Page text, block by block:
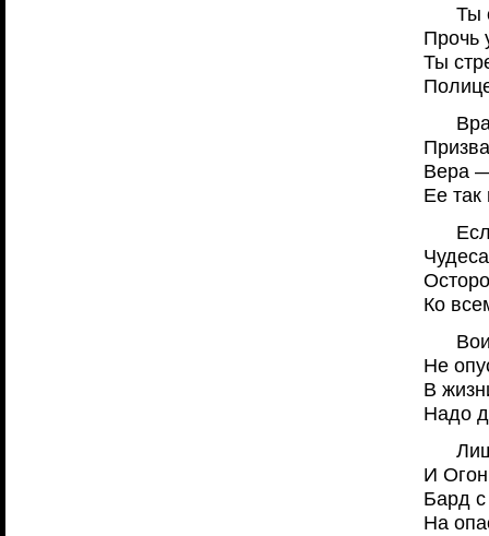
Ты
Прочь
Ты
Вера
Ее так
Ко
Не
В
Надо
И
Бард
На